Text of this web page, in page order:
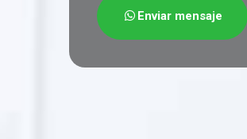
Enviar mensaje